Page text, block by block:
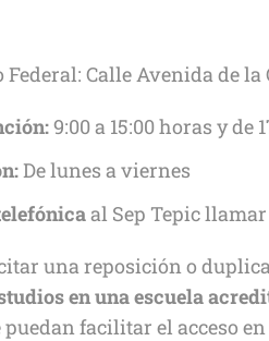
Calle Avenida de
9:00 a 15:00 horas y de
De lunes a viernes
al Sep Tepic llamar
una reposición o
en una escuela
facilitar el acceso